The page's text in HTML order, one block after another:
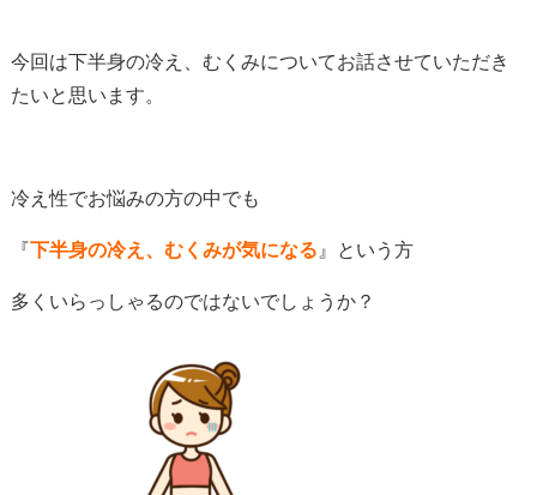
今回は下半身の冷え、むくみについてお話させていただき
たいと思います。
冷え性でお悩みの方の中でも
『下半身の冷え、むくみが気になる 』という方
多くいらっしゃるのではないでしょうか？